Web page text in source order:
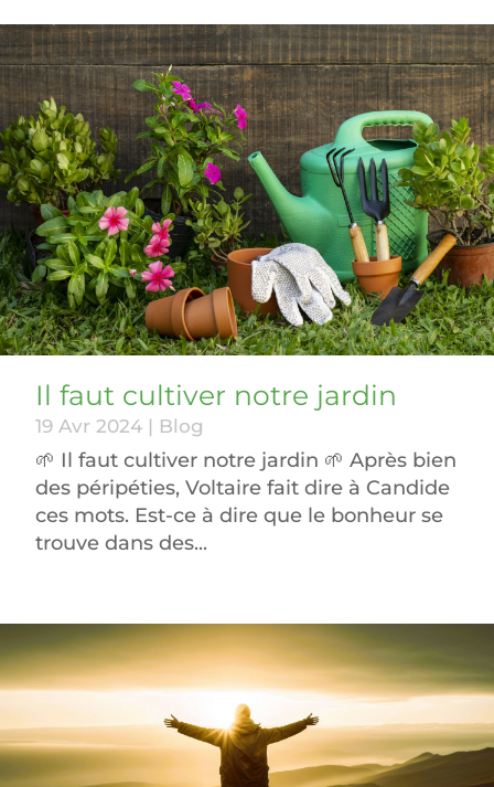
Il faut cultiver notre jardin
19 Avr 2024 | Blog
🌱 Il faut cultiver notre jardin 🌱 Après bien
des péripéties, Voltaire fait dire à Candide
ces mots. Est-ce à dire que le bonheur se
trouve dans des...